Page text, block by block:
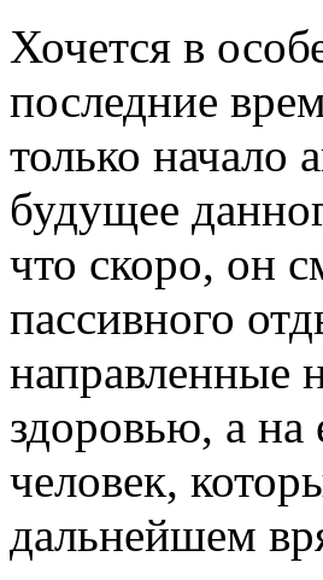
Хочется в
последние
только начало
будущее
что скоро, он
пассивного
направленные
здоровью, а
человек,
дальнейшем